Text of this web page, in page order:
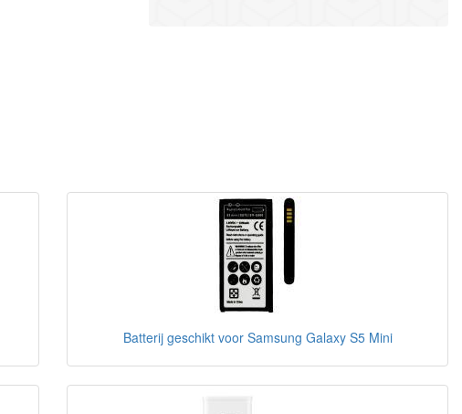
Batterij geschikt voor Samsung Galaxy S5 Mini